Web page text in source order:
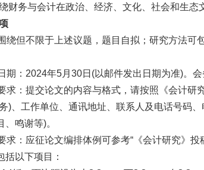
财务与会计在政治、经济、文化、社会和生态
绕但不限于上述议题，题目自拟；研究方法
期：2024年5月30日 (以邮件发出日期为准)。
求：提交论文的内容与格式，请按照《会计
) 、工作单位、通讯地址、联系人及电话号码
、鸣谢等)。
求：应征论文编排体例可参考“《会计研究》投
括以下项目：